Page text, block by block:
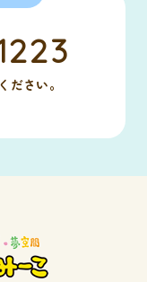
さい。